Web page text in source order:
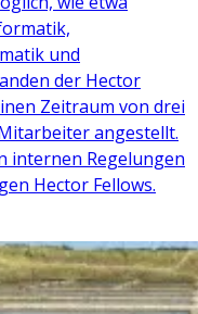
und
der Hector
Zeitraum von drei
angestellt.
internen Regelungen
Hector Fellows.